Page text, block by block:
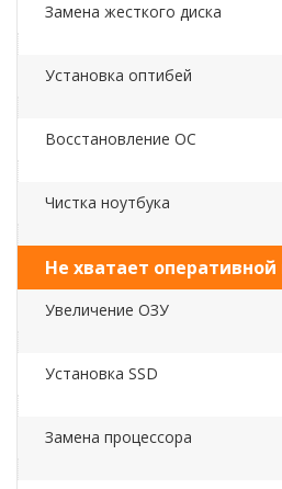
Замена жесткого диска
Установка оптибей
Восстановление ОС
Чистка ноутбука
Не хватает
Увеличение ОЗУ
Установка SSD
Замена процессора